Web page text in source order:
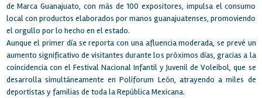
de Marca Guanajuato, con más de 100 expositores, impulsa el consumo
local con productos elaborados por manos guanajuatenses, promoviendo
el orgullo por lo hecho en el estado.
Aunque el primer día se reporta con una afluencia moderada, se prevé un
aumento significativo de visitantes durante los próximos días, gracias a la
coincidencia con el Festival Nacional Infantil y Juvenil de Voleibol, que se
desarrolla simultáneamente en Poliforum León, atrayendo a miles de
deportistas y familias de toda la República Mexicana.